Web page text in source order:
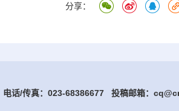
分享：
话/传真：023-68386677 投稿邮箱：